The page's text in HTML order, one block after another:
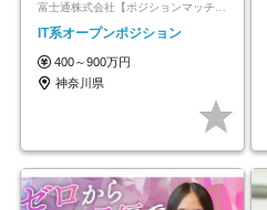
富士通株式会社【ポジションマッチ登録】
IT系オープンポジション
400～900万円
神奈川県